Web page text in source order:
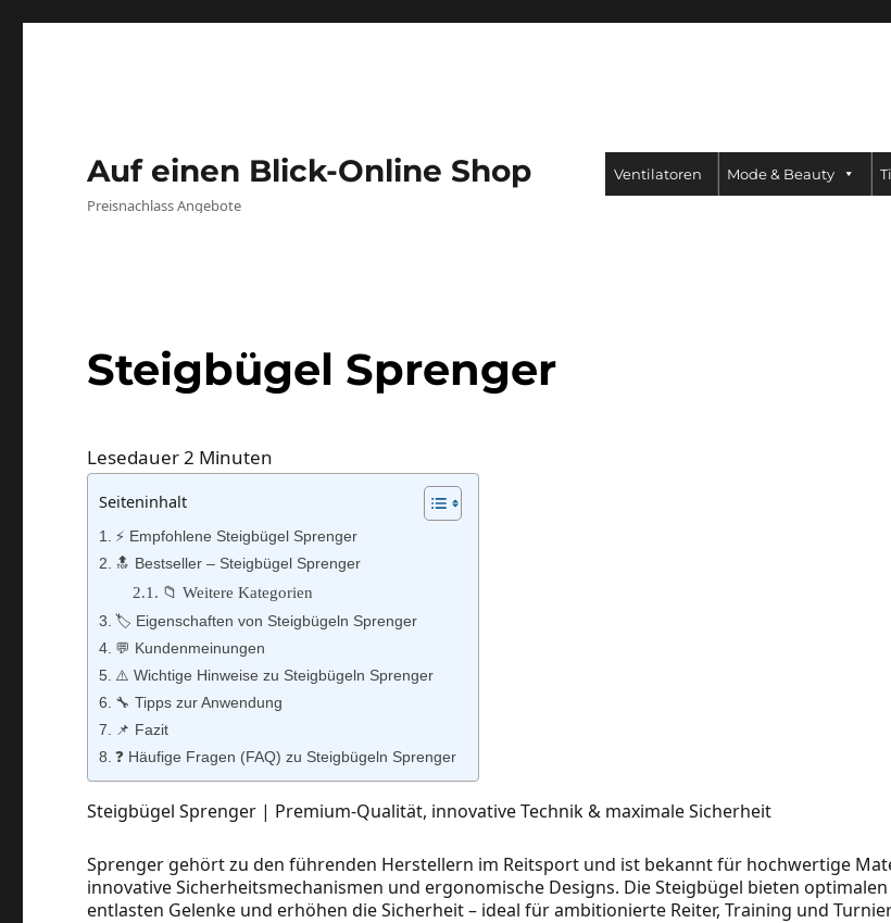
Auf einen Blick-Online Shop
Preisnachlass Angebote
Ventilatoren Mode & Beauty
Steigbügel Sprenger
Lesedauer2 Minuten
Seiteninhalt
⚡️ Empfohlene Steigbügel Sprenger
🔝 Bestseller – Steigbügel Sprenger
📁 Weitere Kategorien
🏷️ Eigenschaften von Steigbügeln Sprenger
💬 Kundenmeinungen
⚠️ Wichtige Hinweise zu Steigbügeln Sprenger
🔧 Tipps zur Anwendung
📌 Fazit
❓ Häufige Fragen (FAQ) zu Steigbügeln Sprenger
Steigbügel Sprenger | Premium‑Qualität, innovative Technik & maximale Sicherheit
Sprenger gehört zu den führenden Herstellern im Reitsport und ist bekannt für hochwertige
innovative Sicherheitsmechanismen und ergonomische Designs. Die Steigbügel bieten optimalen
entlasten Gelenke und erhöhen die Sicherheit – ideal für ambitionierte Reiter, Training und